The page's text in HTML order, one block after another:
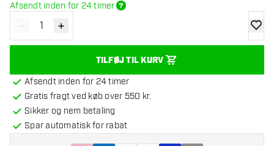
Afsendt inden for 24 timer
Reducér antal
- Øg antal
+
TILFØJ TIL KURV
Afsendt inden for 24 timer
Gratis fragt ved køb over 550 kr.
Sikker og nem betaling
Spar automatisk for rabat